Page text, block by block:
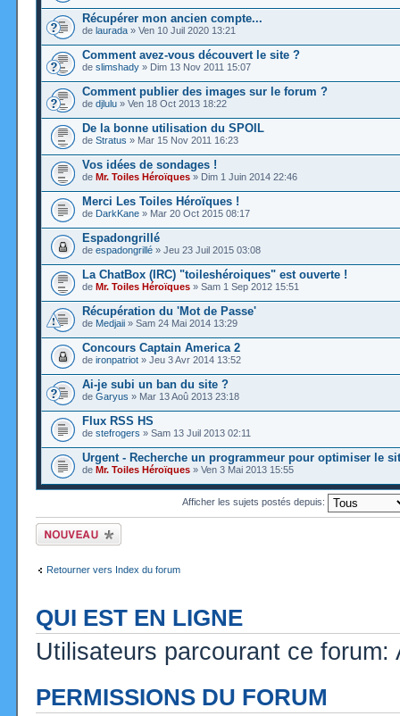
Récupérer mon ancien compte...
de laurada » Ven 10 Juil 2020 13:21
Comment avez-vous découvert le site ?
de slimshady » Dim 13 Nov 2011 15:07
Comment publier des images sur le forum ?
de djlulu » Ven 18 Oct 2013 18:22
De la bonne utilisation du SPOIL
de Stratus » Mar 15 Nov 2011 16:23
Vos idées de sondages !
de Mr. Toiles Héroïques » Dim 1 Juin 2014 22:46
Merci Les Toiles Héroïques !
de DarkKane » Mar 20 Oct 2015 08:17
Espadongrillé
de espadongrillé » Jeu 23 Juil 2015 03:08
La ChatBox (IRC) "toileshéroiques" est ouverte !
de Mr. Toiles Héroïques » Sam 1 Sep 2012 15:51
Récupération du 'Mot de Passe'
de Medjaii » Sam 24 Mai 2014 13:29
Concours Captain America 2
de ironpatriot » Jeu 3 Avr 2014 13:52
Ai-je subi un ban du site ?
de Garyus » Mar 13 Aoû 2013 23:18
Flux RSS HS
de stefrogers » Sam 13 Juil 2013 02:11
Urgent - Recherche un programmeur pour optimiser le
de Mr. Toiles Héroïques » Ven 3 Mai 2013 15:55
Afficher les sujets postés depuis:
Ecrire un nouveau
sujet
Retourner vers Index du forum
QUI EST EN LIGNE
Utilisateurs parcourant ce
PERMISSIONS DU FORUM